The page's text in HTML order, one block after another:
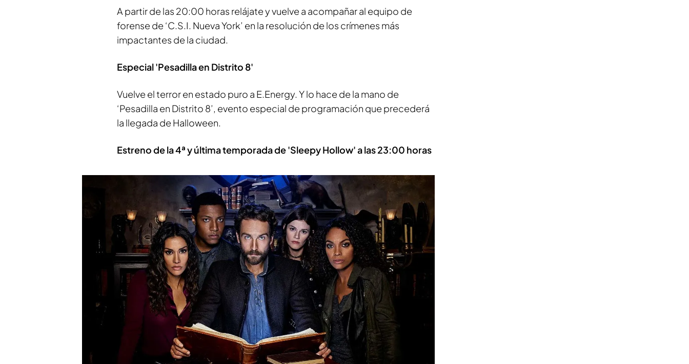
A partir de las 20:00 horas relájate y vuelve a acompañar al equipo de
forense de ‘C.S.I. Nueva York’ en la resolución de los crímenes más
impactantes de la ciudad.
Especial 'Pesadilla en Distrito 8'
Vuelve el terror en estado puro a E.Energy. Y lo hace de la mano de
‘Pesadilla en Distrito 8’, evento especial de programación que precederá
la llegada de Halloween.
Estreno de la 4ª y última temporada de 'Sleepy Hollow' a las 23:00 horas